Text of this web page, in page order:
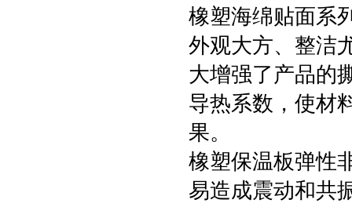
橡塑海绵贴面系
外观大方、整洁
大增强了产品的
导热系数，使材
果。
橡塑保温板弹性
易造成震动和共